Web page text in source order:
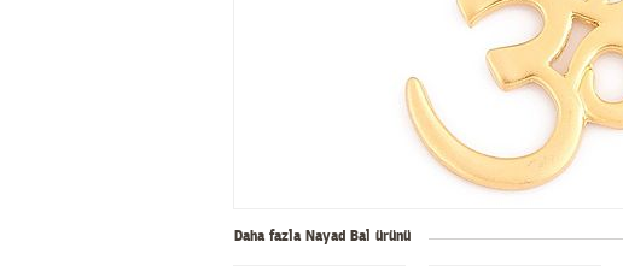
Daha fazla Nayad Bal ürünü